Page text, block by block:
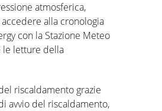
atmosferica,
alla cronologia
con la Stazione Meteo
le letture della
riscaldamento grazie
avvio del riscaldamento,